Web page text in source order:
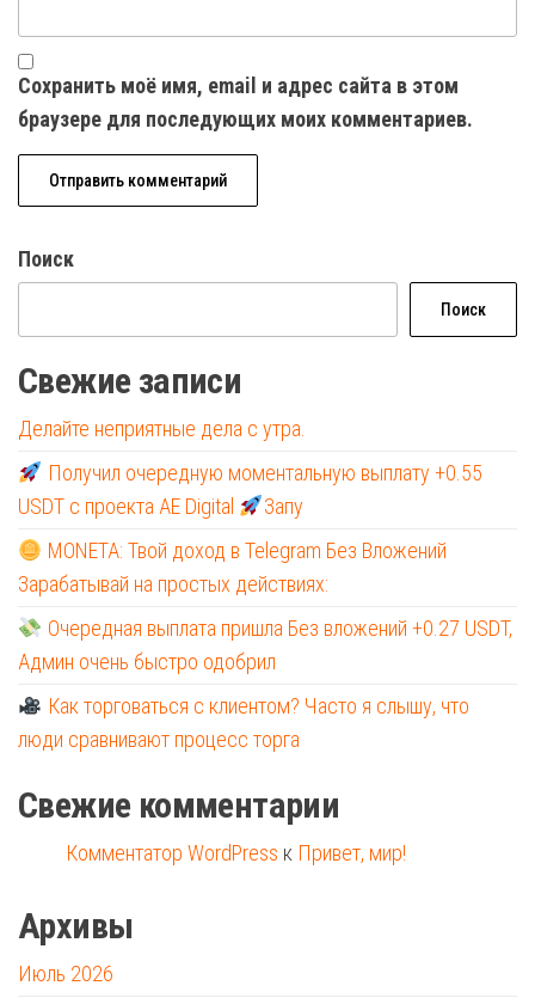
Сохранить моё имя, email и адрес сайта в этом
браузере для последующих моих комментариев.
Поиск
Поиск
Свежие записи
Делайте неприятные дела с утра.
Получил очередную моментальную выплату +0.55
USDT с проекта AE Digital
Запу
MONETA: Твой доход в Telegram Без Вложений
Зарабатывай на простых действиях:
Очередная выплата пришла Без вложений +0.27 USDT,
Админ очень быстро одобрил
Как торговаться с клиентом? Часто я слышу, что
люди сравнивают процесс торга
Свежие комментарии
Комментатор WordPress к Привет, мир!
Архивы
Июль 2026